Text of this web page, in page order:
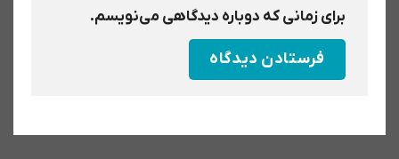
برای زمانی که دوباره دیدگاهی می‌نویسم.